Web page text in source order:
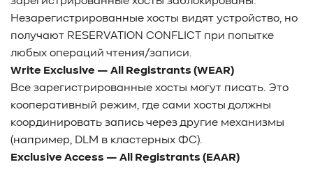
Незарегистрированные хосты видят устройство, но
получают RESERVATION CONFLICT при попытке
любых операций чтения/записи.
Write Exclusive — All Registrants (WEAR)
Все зарегистрированные хосты могут писать. Это
кооперативный режим, где сами хосты должны
координировать запись через другие механизмы
(например, DLM в кластерных ФС).
Exclusive Access — All Registrants (EAAR)